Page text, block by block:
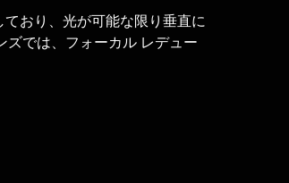
おり、光が可能な限り垂直に
ズでは、フォーカル レデュー